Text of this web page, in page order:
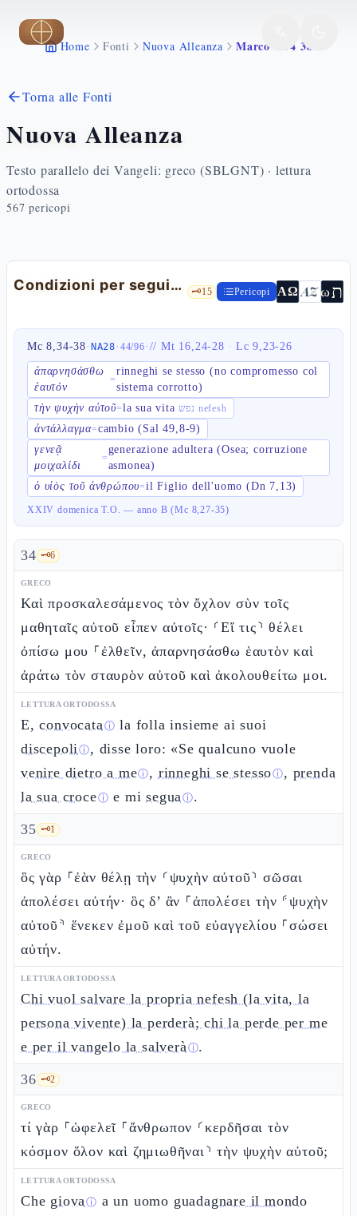
Vai al contenuto principale
Home Fonti Nuova Alleanza Marco 8 34 38
Torna alle Fonti
Nuova Alleanza
Testo parallelo dei Vangeli: greco (SBLGNT) · lettura
ortodossa
567 pericopi
Condizioni per seguire Gesù 🗝️15 Pericopi ΑΩ AZωת
Mc 8,34-38· NA28· 44/96· //Mt 16,24-28 · Lc 9,23-26
ἀπαρνησάσθω
ἑαυτόν
=
rinneghi se stesso (no compromesso col
sistema corrotto)
τὴν ψυχὴν αὐτοῦ=la sua vita נפש nefesh
ἀντάλλαγμα=cambio (Sal 49,8-9)
γενεᾷ
μοιχαλίδι
=
generazione adultera (Osea; corruzione
asmonea)
ὁ υἱὸς τοῦ ἀνθρώπου=il Figlio dell'uomo (Dn 7,13)
XXIV domenica T.O. — anno B (Mc 8,27-35)
34 🗝️6
GRECO
Καὶ προσκαλεσάμενος τὸν ὄχλον σὺν τοῖς
μαθηταῖς αὐτοῦ εἶπεν αὐτοῖς· ⸂Εἴ τις⸃ θέλει
ὀπίσω μου ⸀ἐλθεῖν, ἀπαρνησάσθω ἑαυτὸν καὶ
ἀράτω τὸν σταυρὸν αὐτοῦ καὶ ἀκολουθείτω μοι.
LETTURA ORTODOSSA
E,convocataⓘ la folla insieme ai suoi
discepoliⓘ, disse loro: «Se qualcuno vuole
venire dietro a meⓘ, rinneghi se stessoⓘ, prenda
la sua croceⓘ e miseguaⓘ.
35 🗝️1
GRECO
ὃς γὰρ ⸀ἐὰν θέλῃ τὴν ⸂ψυχὴν αὐτοῦ⸃ σῶσαι
ἀπολέσει αὐτήν· ὃς δ’ ἂν ⸀ἀπολέσει τὴν ⸄ψυχὴν
αὐτοῦ⸅ ἕνεκεν ἐμοῦ καὶ τοῦ εὐαγγελίου ⸀σώσει
αὐτήν.
LETTURA ORTODOSSA
Chi vuol salvare la propria nefesh (la vita, la
persona vivente) la perderà; chi la perde per me
e per il vangelo la salveràⓘ.
36 🗝️2
GRECO
τί γὰρ ⸀ὠφελεῖ ⸀ἄνθρωπον ⸂κερδῆσαι τὸν
κόσμον ὅλον καὶ ζημιωθῆναι⸃ τὴν ψυχὴν αὐτοῦ;
LETTURA ORTODOSSA
Che giovaⓘ a un uomo guadagnare il mondo